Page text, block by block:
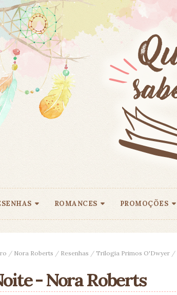
ROMANCES PROMOÇÕES
/ Nora Roberts / Resenhas / Trilogia Primos O'Dwyer /
- Nora Roberts